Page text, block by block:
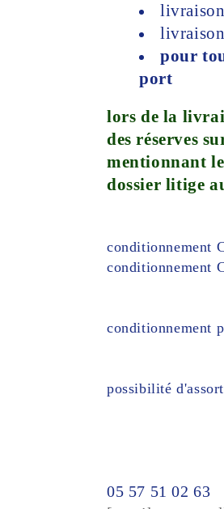
pour
port
lors de la
des réserves
mentionnant
dossier litige
conditionnement
conditionnement
conditionnement
possibilité
05 57 51 02 63